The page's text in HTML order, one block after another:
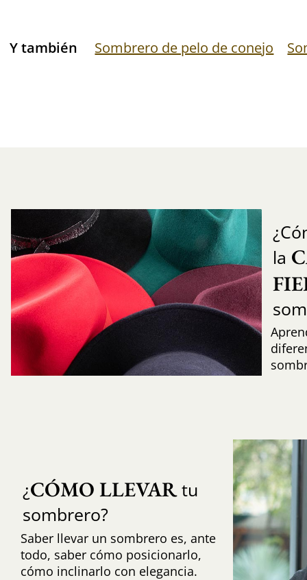
Y también Sombrero de pelo de conejo
la
¿CÓMO LLEVARtu
sombrero?
Saber llevar un sombrero es, ante
todo, saber cómo posicionarlo,
cómo inclinarlo con elegancia.